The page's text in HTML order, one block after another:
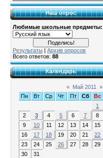
Наш опрос
Любимые школьные предметы:
Результаты
Архив опросов
Всего ответов: 88
Календарь
« Май 2011 »
Пн
Вт Ср Чт Пт Сб
Вс
1
2
3 4 5 6 7
8
9
10 11 12 13 14
15
16
17 18 19 20 21
22
23
24 25 26 27 28
29
30
31